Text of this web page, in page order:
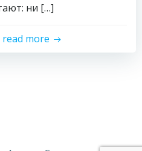
ни […]
read more